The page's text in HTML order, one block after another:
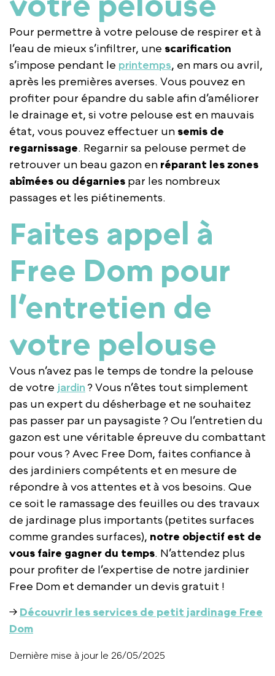
Pour permettre à votre pelouse de respirer et à
l’eau de mieux s’infiltrer, une scarification
s’impose pendant le printemps, en mars ou avril,
après les premières averses. Vous pouvez en
profiter pour épandre du sable afin d’améliorer
le drainage et, si votre pelouse est en mauvais
état, vous pouvez effectuer un semis de
regarnissage. Regarnir sa pelouse permet de
retrouver un beau gazon en réparant les zones
abîmées ou dégarnies par les nombreux
passages et les piétinements.
Faites appel à
Free Dom pour
l’entretien de
votre pelouse
Vous n’avez pas le temps de tondre la pelouse
de votre jardin ? Vous n’êtes tout simplement
pas un expert du désherbage et ne souhaitez
pas passer par un paysagiste ? Ou l’entretien du
gazon est une véritable épreuve du combattant
pour vous ? Avec Free Dom, faites confiance à
des jardiniers compétents et en mesure de
répondre à vos attentes et à vos besoins. Que
ce soit le ramassage des feuilles ou des travaux
de jardinage plus importants (petites surfaces
comme grandes surfaces), notre objectif est de
vous faire gagner du temps. N’attendez plus
pour profiter de l’expertise de notre jardinier
Free Dom et demander un devis gratuit !
→ Découvrir les services de petit jardinage Free
Dom
Dernière mise à jour le 26/05/2025